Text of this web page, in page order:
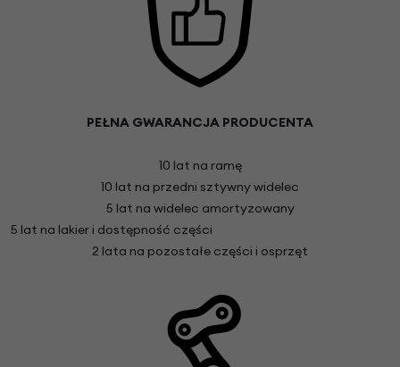
PEŁNA GWARANCJA PRODUCENTA
10 lat na ramę
10 lat na przedni sztywny widelec
5 lat na widelec amortyzowany
5 lat na lakier i dostępność części
2 lata na pozostałe części i osprzęt